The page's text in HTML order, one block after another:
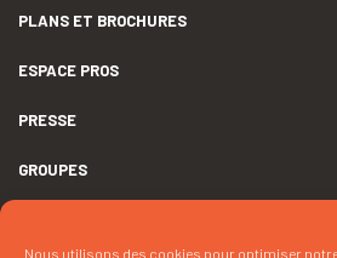
Nous utilisons des cookies pour optimiser
PLANS ET BROCHURES
ESPACE PROS
PRESSE
GROUPES